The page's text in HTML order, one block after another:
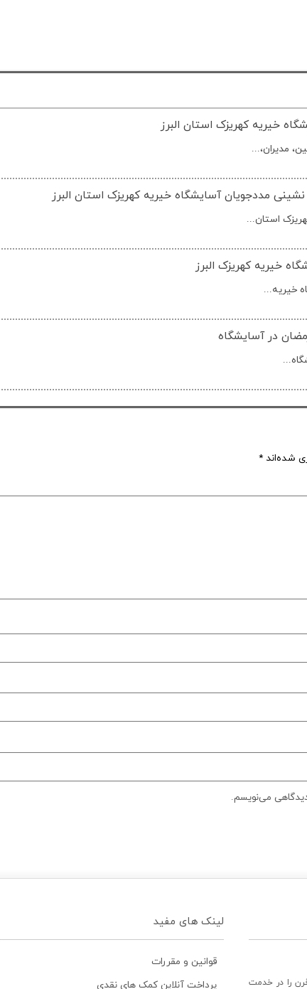
مددجویان آسایشگاه خیریه کهریزک استان البرز
استان...
خیریه کهریزک البرز
خیریه...
در آسایشگاه
شده‌اند *
دیدگاهی می‌نویسم.
را در خدمت
لینک های مفید
قوانین و مقررات
پرداخت آنلاین کمک های نقدی